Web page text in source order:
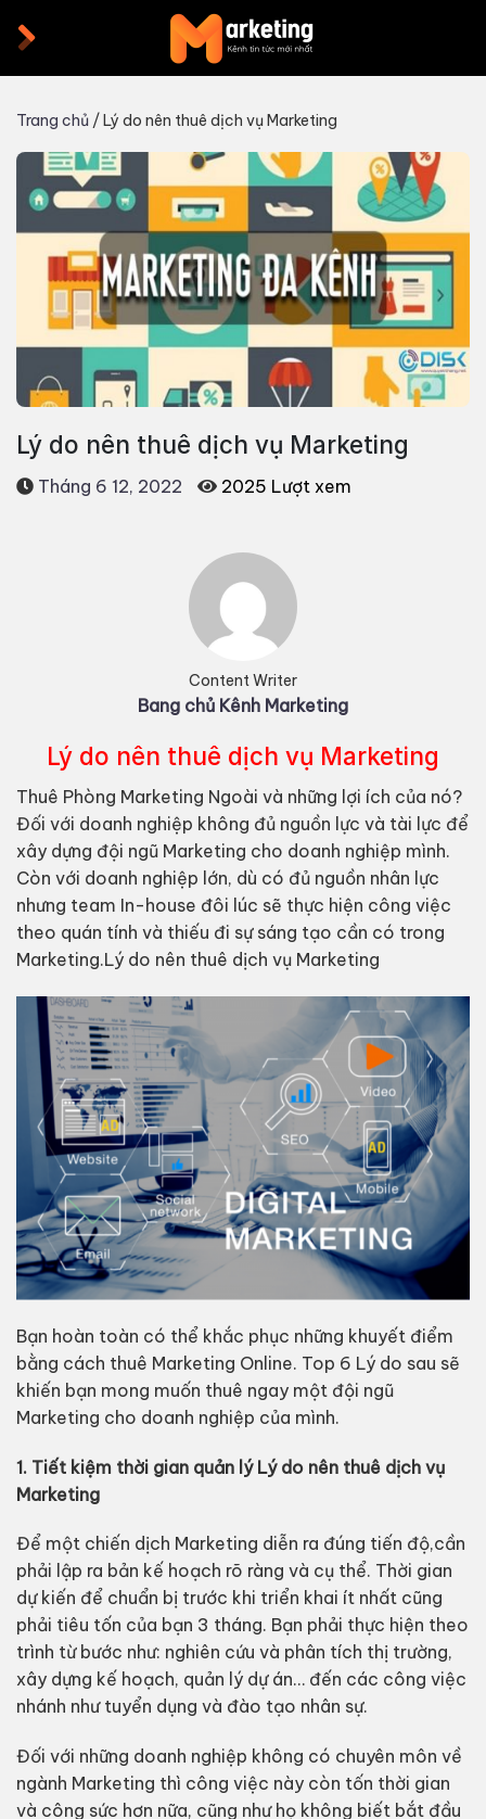
to
Trang chủ /Lý do nên thuê dịch vụ Marketing
Lý do nên thuê dịch vụ Marketing
Tháng 6 12, 2022 2025 Lượt xem
Content Writer
Bang chủ Kênh Marketing
Lý do nên thuê dịch vụ Marketing
Thuê Phòng Marketing Ngoài và những lợi ích của nó?
Đối với doanh nghiệp không đủ nguồn lực và tài lực để
xây dựng đội ngũ Marketing cho doanh nghiệp mình.
Còn với doanh nghiệp lớn, dù có đủ nguồn nhân lực
nhưng team In-house đôi lúc sẽ thực hiện công việc
theo quán tính và thiếu đi sự sáng tạo cần có trong
Marketing.Lý do nên thuê dịch vụ Marketing
Bạn hoàn toàn có thể khắc phục những khuyết điểm
bằng cách thuê Marketing Online. Top 6 Lý do sau sẽ
khiến bạn mong muốn thuê ngay một đội ngũ
Marketing cho doanh nghiệp của mình.
1. Tiết kiệm thời gian quản lý Lý do nên thuê dịch vụ
Marketing
Để một chiến dịch Marketing diễn ra đúng tiến độ,cần
phải lập ra bản kế hoạch rõ ràng và cụ thể. Thời gian
dự kiến để chuẩn bị trước khi triển khai ít nhất cũng
phải tiêu tốn của bạn 3 tháng. Bạn phải thực hiện theo
trình từ bước như: nghiên cứu và phân tích thị trường,
xây dựng kế hoạch, quản lý dự án… đến các công việc
nhánh như tuyển dụng và đào tạo nhân sự.
Đối với những doanh nghiệp không có chuyên môn về
ngành Marketing thì công việc này còn tốn thời gian
và công sức hơn nữa, cũng như họ không biết bắt đầu